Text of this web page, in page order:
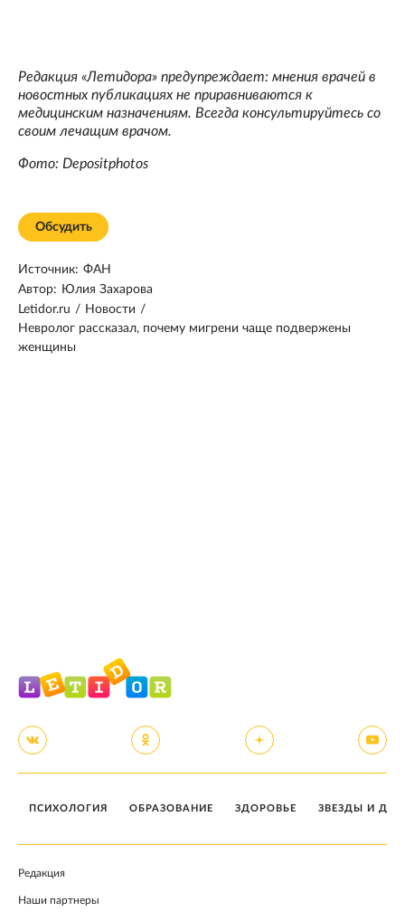
Редакция «Летидора» предупреждает: мнения врачей в
новостных публикациях не приравниваются к
медицинским назначениям. Всегда консультируйтесь со
своим лечащим врачом.
Фото: Depositphotos
Обсудить
Источник: ФАН
Автор: Юлия Захарова
Letidor.ru / Новости /
Невролог рассказал, почему мигрени чаще подвержены
женщины
ПСИХОЛОГИЯ ОБРАЗОВАНИЕ ЗДОРОВЬЕ ЗВЕЗДЫ И
Редакция
Наши партнеры